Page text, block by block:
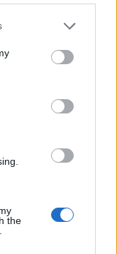
the
San Rafael
. Colegio Salesiano
. Colegio
las
zonas
durante la